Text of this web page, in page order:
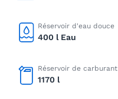
Réservoir d'eau douce
400 l Eau
Réservoir de carburant
1170 l